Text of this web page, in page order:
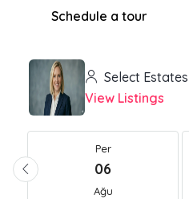
Schedule a tour
Select Estates
View Listings
Per
06
Ağu